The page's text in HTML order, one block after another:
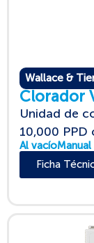
Wallace &
Clorador
Unidad de
10,000
Al vacío
Ficha